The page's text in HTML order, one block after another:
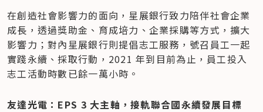
在創造社會影響力的面向，星展銀行致力陪伴社會企業
成長，透過獎助金、育成培力、企業採購等方式，擴大
影響力；對內星展銀行則提倡志工服務，號召員工一起
實踐永續、採取行動，2021 年到目前為止，員工投入
志工活動時數已餘一萬小時。
友達光電：EPS 3 大主軸，接軌聯合國永續發展目標